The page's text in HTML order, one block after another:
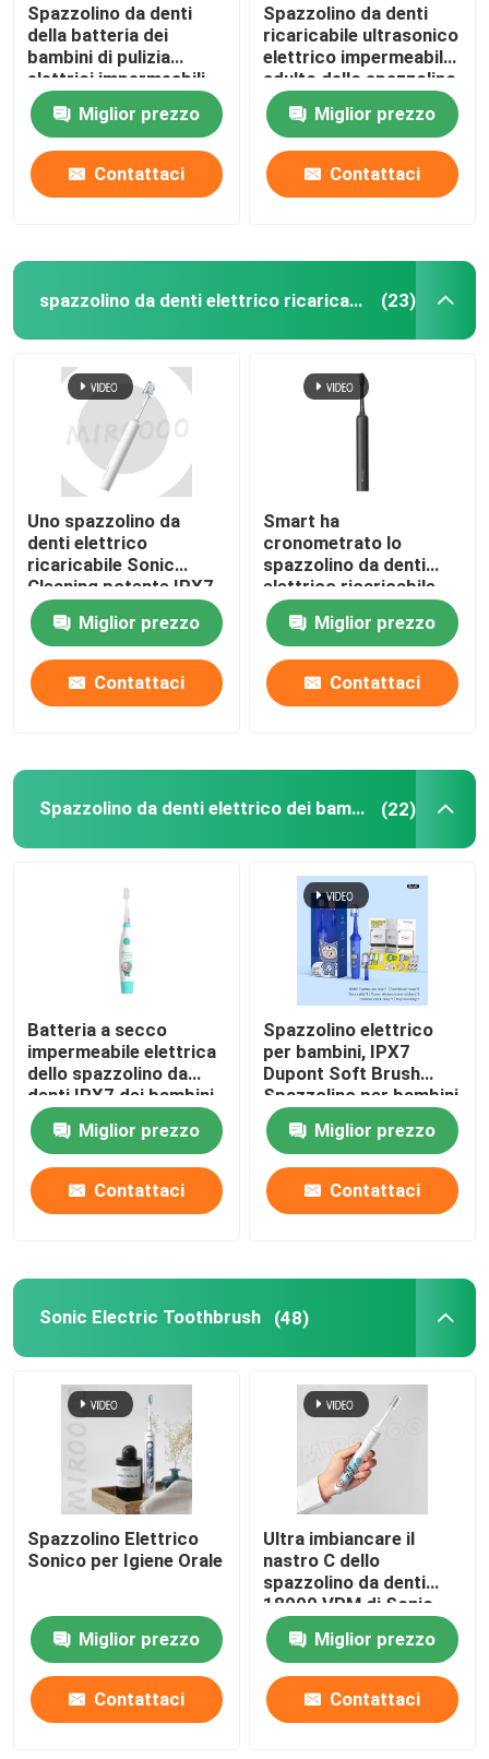
Spazzolino da denti
della batteria dei
bambini di pulizia
elettrici impermeabili
molli dello spazzolino
da denti IPX7Miglior prezzo
Contattaci
Spazzolino da denti
ricaricabile ultrasonico
elettrico impermeabile
adulto dello spazzolino
da denti IPX7
Miglior prezzo
Contattaci
spazzolino da denti elettrico ricaricabile (23)
Uno spazzolino da
denti elettrico
ricaricabile Sonic
Cleaning potente IPX7
di 4 modi impermeabile
Miglior prezzo
Contattaci
Smart ha
cronometrato lo
spazzolino da denti
elettrico ricaricabile
Sonic Wireless
Charging Waterproof
Miglior prezzo
Contattaci
Spazzolino da denti elettrico dei bambini (22)
Batteria a secco
impermeabile elettrica
dello spazzolino da
denti IPX7 dei bambini
della spazzola molle
Miglior prezzo
Contattaci
Spazzolino elettrico
per bambini, IPX7
Dupont Soft Brush
Spazzolino per bambini
Miglior prezzo
Contattaci
Sonic Electric Toothbrush (48)
Spazzolino Elettrico
Sonico per Igiene Orale
Miglior prezzo
Contattaci
Ultra imbiancare il
nastro C dello
spazzolino da denti
18000 VPM di Sonic
Electric che incarica di
3 modiMiglior prezzo
Contattaci